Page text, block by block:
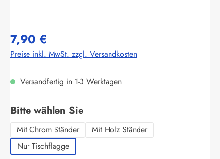
7,90 €
Preise inkl. MwSt. zzgl. Versandkosten
Versandfertig in 1-3 Werktagen
Bitte wählen Sieauswählen
Mit Chrom Ständer
Mit Holz Ständer
Nur Tischflagge